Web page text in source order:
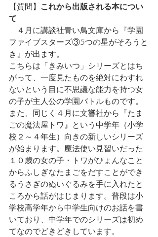
【質問】 これから出版される本につい
て
４月に講談社青い鳥文庫から『学園
ファイブスターズ③5つの星がそろうと
き』が出ます。
こちらは「きみいつ」シリーズとはち
がって、一度見たものを絶対にわすれ
ないという目に不思議な能力を持つ女
の子が主人公の学園バトルものです。
また、同じく４月に文響社から『たま
ごの魔法屋トワ』という中学年（小学
校２～４年生）向きの新しいシリーズ
が始まります。魔法使い見習いだった
１０歳の女の子・トワがひょんなこと
からふしぎなたまごをだすことができ
るうさぎのぬいぐるみを手に入れたと
ころから話がはじまります。普段は小
学校高学年から中学生向けのお話を書
いており、中学年でのシリーズは初め
てなのでどきどきしています。